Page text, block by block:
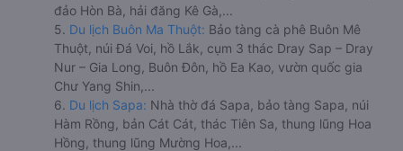
đảo Hòn Bà, hải đăng Kê Gà,...
5. Du lịch Buôn Ma Thuột: Bảo tàng cà phê Buôn Mê
Thuột, núi Đá Voi, hồ Lắk, cụm 3 thác Dray Sap – Dray
Nur – Gia Long, Buôn Đôn, hồ Ea Kao, vườn quốc gia
Chư Yang Shin,...
6. Du lịch Sapa: Nhà thờ đá Sapa, bảo tàng Sapa, núi
Hàm Rồng, bản Cát Cát, thác Tiên Sa, thung lũng Hoa
Hồng, thung lũng Mường Hoa,...